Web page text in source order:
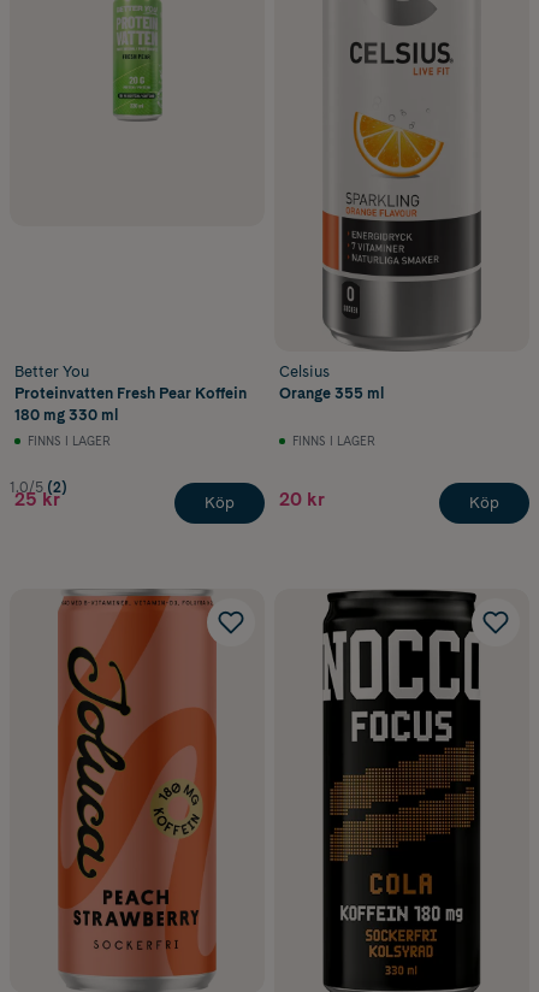
Better You
Proteinvatten Fresh Pear Koffein
180 mg 330 ml
FINNS I LAGER
1.0/5 (2)
25 kr Köp
Celsius
Orange 355 ml
FINNS I LAGER
20 kr Köp